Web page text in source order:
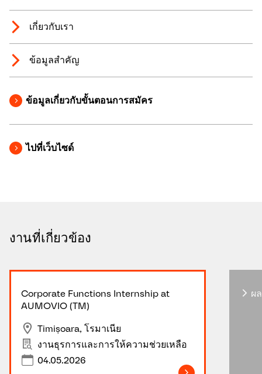
เกี่ยวกับเรา
ข้อมูลสำคัญ
ข้อมูลเกี่ยวกับขั้นตอนการสมัคร
ไปที่เว็บไซด์
งานที่เกี่ยวข้อง
Corporate Functions Internship at
AUMOVIO (TM)
Timișoara, โรมาเนีย
งานธุรการและการให้ความช่วยเหลือ
04.05.2026
ผ